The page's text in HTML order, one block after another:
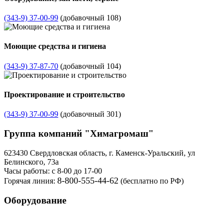
(343-9) 37-00-99 (добавочный 108)
Моющие средства и гигиена
(343-9) 37-87-70 (добавочный 104)
Проектирование и строительство
(343-9) 37-00-99 (добавочный 301)
Группа компаний "Химагромаш"
623430 Свердловская область, г. Каменск-Уральский, ул
Белинского, 73а
Часы работы: с 8-00 до 17-00
Горячая линия: 8-800-555-44-62 (бесплатно по РФ)
Оборудование